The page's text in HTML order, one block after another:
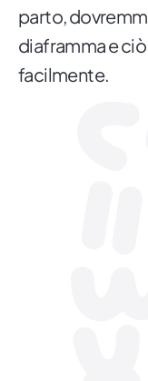
parto,
diaframma e
facilmente.